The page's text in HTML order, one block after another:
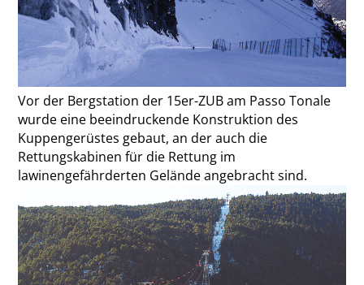
Vor der Bergstation der 15er-ZUB am Passo Tonale
wurde eine beeindruckende Konstruktion des
Kuppengerüstes gebaut, an der auch die
Rettungskabinen für die Rettung im
lawinengefährderten Gelände angebracht sind.